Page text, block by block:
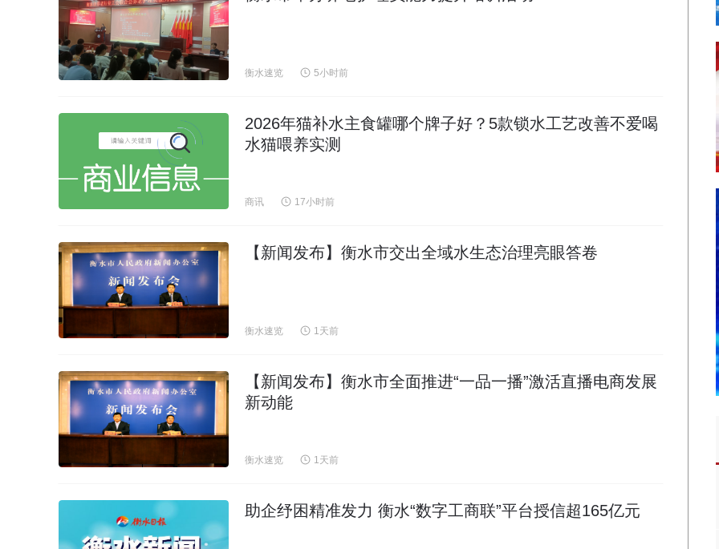
衡水速览 5小时前
2026年猫补水主食罐哪个牌子好？5款锁水工艺改善不爱喝
水猫喂养实测
商讯 17小时前
【新闻发布】衡水市交出全域水生态治理亮眼答卷
衡水速览 1天前
【新闻发布】衡水市全面推进“一品一播”激活直播电商发展
新动能
衡水速览 1天前
助企纾困精准发力 衡水“数字工商联”平台授信超165亿元